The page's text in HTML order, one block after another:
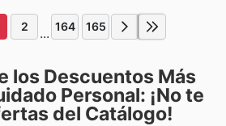
2 ... 164 165
los Descuentos Más
Personal: ¡No te
del Catálogo!